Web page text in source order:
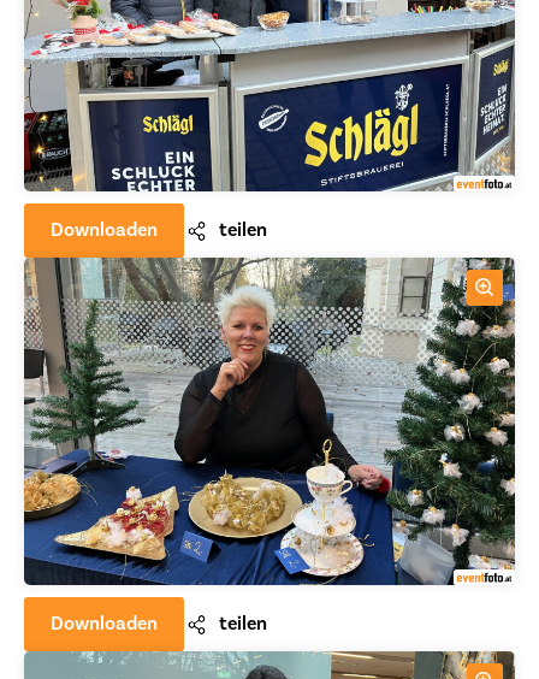
Downloaden teilen
Downloaden teilen